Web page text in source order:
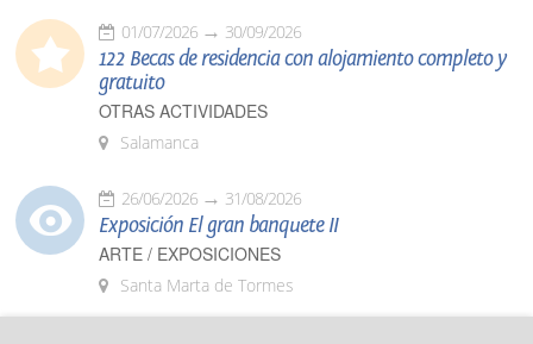
01/07/2026 30/09/2026
122 Becas de residencia con alojamiento completo y
gratuito
OTRAS ACTIVIDADES
Salamanca
26/06/2026 31/08/2026
Exposición El gran banquete II
ARTE / EXPOSICIONES
Santa Marta de Tormes